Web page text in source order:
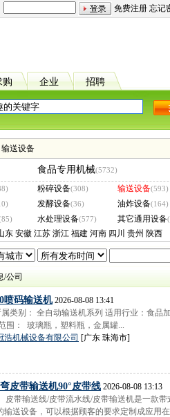
免费注册 忘记
购 企业 招聘
输送设备
食品专用机械(5732)
粉碎设备(308) 输送设备(593)
发酵设备(36) 油炸设备(164)
水处理设备(577) 其它通用设备
东 安徽 江苏 浙江 福建 河南 四川 贵州 陕西
/公司
喷码输送机2026-08-08 13:41
类别： 全自动输送机系列 适用行业：食品
围： 玻璃瓶，塑料瓶，金属罐...
浩机械设备有限公司 [广东 珠海市]
皮带输送机90°皮带线 2026-08-08 13:13
皮带输送线/皮带流水线/皮带输送机是一款
输送设备，可以根据顾客的要求定制成应用